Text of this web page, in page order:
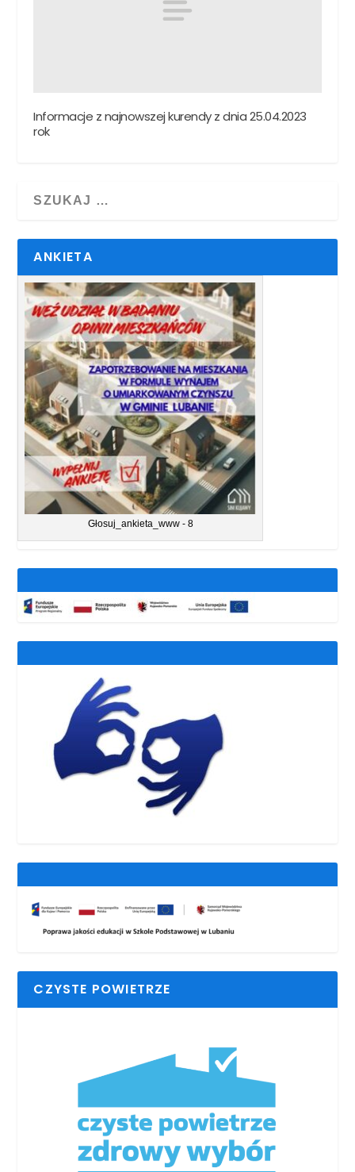
Informacje z najnowszej kurendy z dnia 25.04.2023
rok
ANKIETA
Głosuj_ankieta_www - 8
CZYSTE POWIETRZE